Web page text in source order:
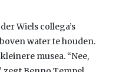
Wiels collega’s
water te houden.
musea. “Nee,